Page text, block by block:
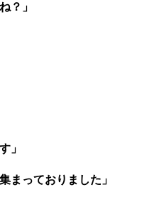
？」
」
まっておりました」